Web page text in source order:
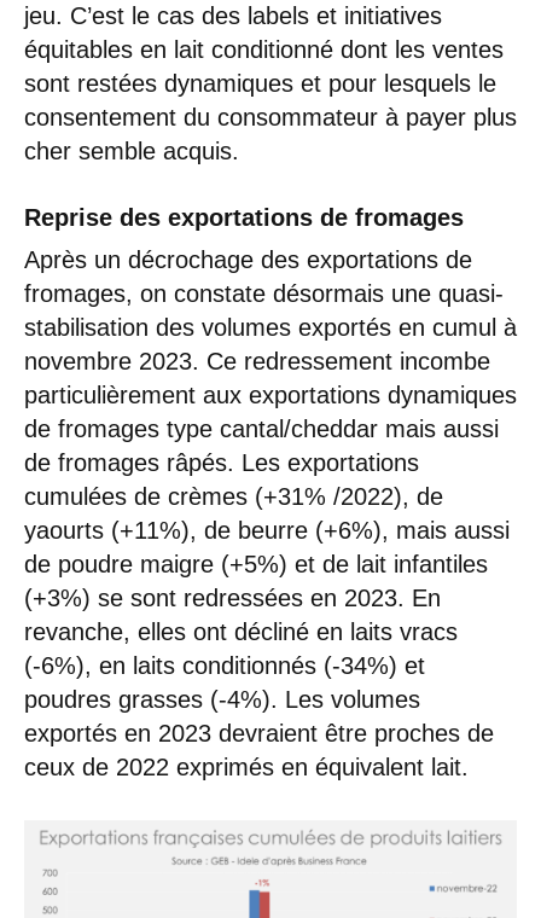
jeu. C’est le cas des labels et initiatives
équitables en lait conditionné dont les ventes
sont restées dynamiques et pour lesquels le
consentement du consommateur à payer plus
cher semble acquis.
Reprise des exportations de fromages
Après un décrochage des exportations de
fromages, on constate désormais une quasi-
stabilisation des volumes exportés en cumul à
novembre 2023. Ce redressement incombe
particulièrement aux exportations dynamiques
de fromages type cantal/cheddar mais aussi
de fromages râpés. Les exportations
cumulées de crèmes (+31% /2022), de
yaourts (+11%), de beurre (+6%), mais aussi
de poudre maigre (+5%) et de lait infantiles
(+3%) se sont redressées en 2023. En
revanche, elles ont décliné en laits vracs
(-6%), en laits conditionnés (-34%) et
poudres grasses (-4%). Les volumes
exportés en 2023 devraient être proches de
ceux de 2022 exprimés en équivalent lait.